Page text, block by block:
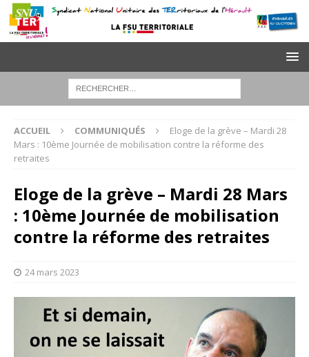
ACCUEIL COMMUNIQUÉS
Eloge de la grève – Mardi 28
Mars : 10ème Journée de mobilisation contre la réforme des
retraites
Eloge de la grève – Mardi 28 Mars
: 10ème Journée de mobilisation
contre la réforme des retraites
24 mars 2023